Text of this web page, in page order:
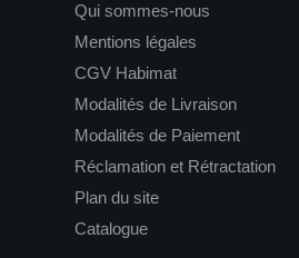
Qui sommes-nous
Mentions légales
CGV Habimat
Modalités de Livraison
Modalités de Paiement
Réclamation et Rétractation
Plan du site
Catalogue